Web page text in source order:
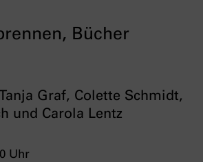
Bücher
Graf, Colette Schmidt,
und Carola Lentz
Uhr